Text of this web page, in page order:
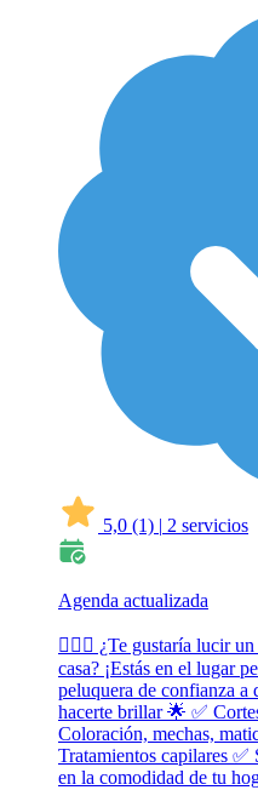
5,0 (1) | 2 servicios
Agenda actualizada
💇‍♀️✨ ¿Te gustaría lucir
casa? ¡Estás en el lugar
peluquera de confianza
hacerte brillar 🌟 ✅
Coloración, mechas,
Tratamientos capilares
en la comodidad de tu